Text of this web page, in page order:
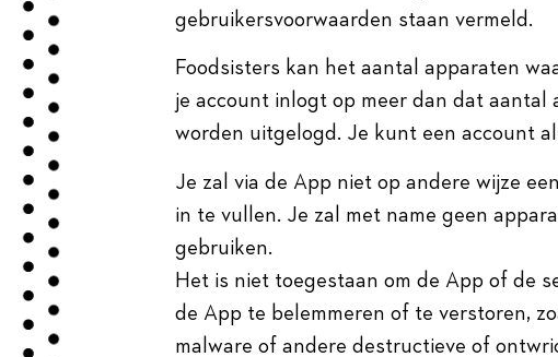
gebruikersvoorwaarden staan vermeld.
Foodsisters kan het aantal apparaten
je account inlogt op meer dan dat
worden uitgelogd. Je kunt een account
Je zal via de App niet op andere wijze
in te vullen. Je zal met name geen
gebruiken.
Het is niet toegestaan om de App of de
de App te belemmeren of te verstoren,
malware of andere destructieve of